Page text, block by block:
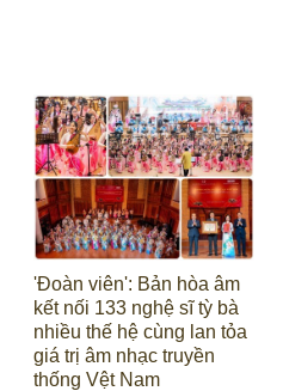
'Đoàn viên': Bản hòa âm
kết nối 133 nghệ sĩ tỳ bà
nhiều thế hệ cùng lan tỏa
giá trị âm nhạc truyền
thống Vệt Nam